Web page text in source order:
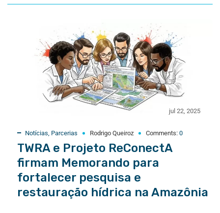
jul 22, 2025
Notícias, Parcerias Rodrigo Queiroz Comments: 0
TWRA e Projeto ReConectA
firmam Memorando para
fortalecer pesquisa e
restauração hídrica na Amazônia